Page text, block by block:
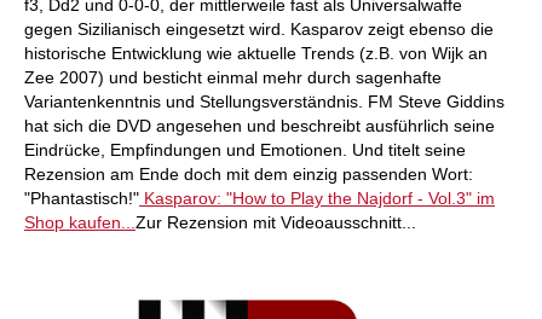
f3, Dd2 und 0-0-0, der mittlerweile fast als Universalwaffe
gegen Sizilianisch eingesetzt wird. Kasparov zeigt ebenso die
historische Entwicklung wie aktuelle Trends (z.B. von Wijk an
Zee 2007) und besticht einmal mehr durch sagenhafte
Variantenkenntnis und Stellungsverständnis. FM Steve Giddins
hat sich die DVD angesehen und beschreibt ausführlich seine
Eindrücke, Empfindungen und Emotionen. Und titelt seine
Rezension am Ende doch mit dem einzig passenden Wort:
"Phantastisch!" Kasparov: "How to Play the Najdorf - Vol.3" im
Shop kaufen... Zur Rezension mit Videoausschnitt...